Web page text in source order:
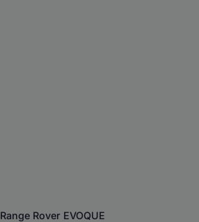
Range Rover EVOQUE